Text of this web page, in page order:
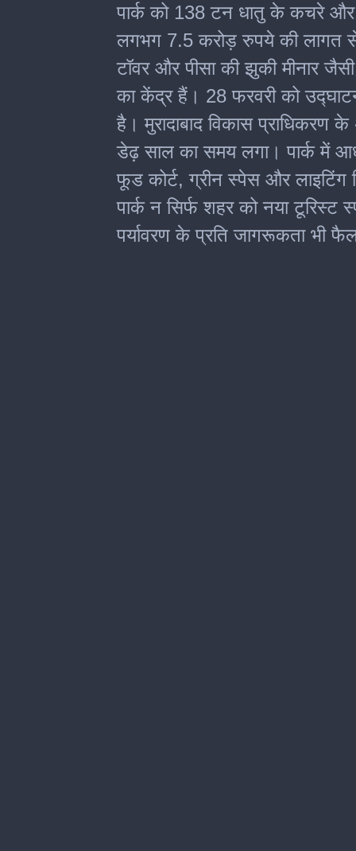
पार्क को 138 टन धातु के कचरे और
लगभग 7.5 करोड़ रुपये की लागत
टॉवर और पीसा की झुकी मीनार
का केंद्र हैं। 28 फरवरी को
है। मुरादाबाद विकास प्राधिकरण
डेढ़ साल का समय लगा। पार्क में
फूड कोर्ट, ग्रीन स्पेस और
पार्क न सिर्फ शहर को नया टूरिस्ट
पर्यावरण के प्रति जागरूकता भी